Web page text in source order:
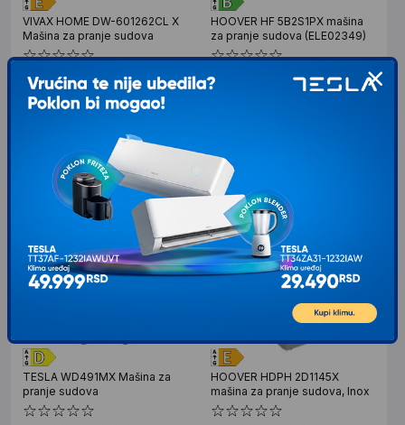
VIVAX HOME DW-601262CL X
Mašina za pranje sudova
Tip aparata: Samostojeca, Broj
kompleta: 12, Energetski razred: E,
Klasa susenja: A, Sirina: 60 cm,
RSD
VIP cena: 31.957
HOOVER HF 5B2S1PX mašina
za pranje sudova (ELE02349)
Tip aparata: Samostojeca, Broj
kompleta: 15, Energetski razred: B,
VIP cena: 57.506
RSD
TESLA WD491MX Mašina za
pranje sudova
HOOVER HDPH 2D1145X
mašina za pranje sudova, Inox